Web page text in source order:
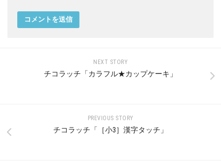
NEXT STORY
チコラッチ「カラフル★カップケーキ」
PREVIOUS STORY
チコラッチ「［小3］漢字タッチ」